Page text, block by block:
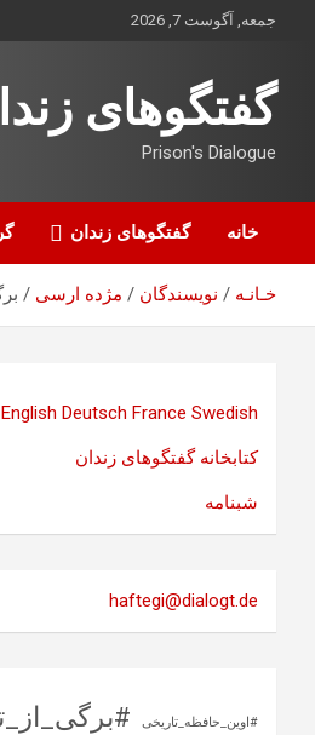
جمعه, آگوست 7, 2026
گفتگوهای
Prison's Dialogue
خانه گفتگوهای زندان
خـانـه نویسندگان مژده ارسی
English Deutsch France Swedish
کتابخانه گفتگوهای زندان
شبنامه
haftegi@dialogt.de
#اوین_حافظه_تاریخی